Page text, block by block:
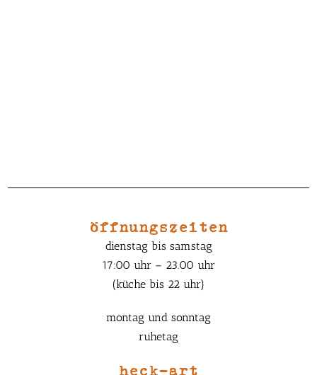
öffnungszeiten
dienstag bis samstag
17:00 uhr – 23.00 uhr
(küche bis 22 uhr)
montag und sonntag
ruhetag
heck-art